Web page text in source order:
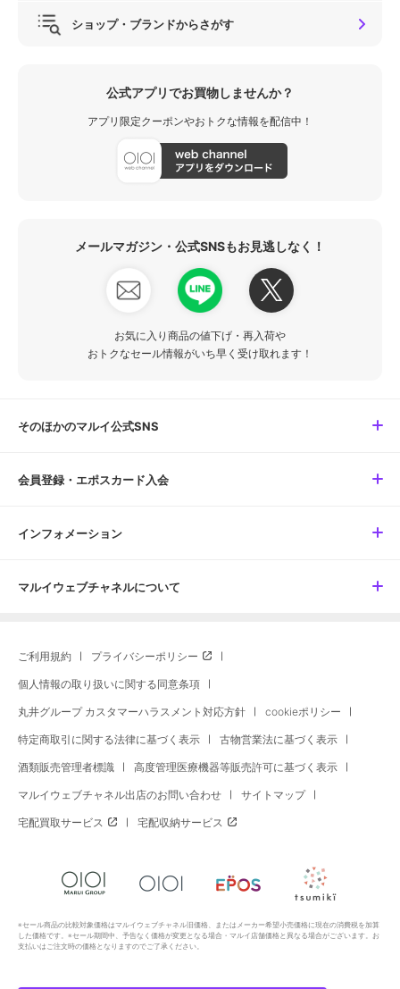
ショップ・ブランドからさがす
公式アプリでお買物しませんか？
アプリ限定クーポンやおトクな情報を配信中！
メールマガジン・公式SNSもお見逃しなく！
お気に入り商品の値下げ・再入荷や
おトクなセール情報がいち早く受け取れます！
そのほかのマルイ公式SNS
会員登録・エポスカード入会
インフォメーション
マルイウェブチャネルについて
ご利用規約 プライバシーポリシー
個人情報の取り扱いに関する同意条項
丸井グループ カスタマーハラスメント対応方針 cookieポリシー
特定商取引に関する法律に基づく表示 古物営業法に基づく表示
酒類販売管理者標識 高度管理医療機器等販売許可に基づく表示
マルイウェブチャネル出店のお問い合わせ サイトマップ
宅配買取サービス 宅配収納サービス
※セール商品の比較対象価格はマルイウェブチャネル旧価格、またはメーカー希望小売価格に現在の消費税を加算
した価格です。※セール期間中、予告なく価格が変更となる場合・マルイ店舗価格と異なる場合がございます。お
支払いはご注文時の価格となりますのでご了承ください。